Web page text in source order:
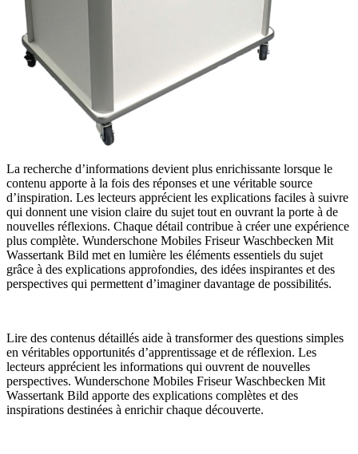
La recherche d’informations devient plus enrichissante lorsque le
contenu apporte à la fois des réponses et une véritable source
d’inspiration. Les lecteurs apprécient les explications faciles à suivre
qui donnent une vision claire du sujet tout en ouvrant la porte à de
nouvelles réflexions. Chaque détail contribue à créer une expérience
plus complète. Wunderschone Mobiles Friseur Waschbecken Mit
Wassertank Bild met en lumière les éléments essentiels du sujet
grâce à des explications approfondies, des idées inspirantes et des
perspectives qui permettent d’imaginer davantage de possibilités.
Lire des contenus détaillés aide à transformer des questions simples
en véritables opportunités d’apprentissage et de réflexion. Les
lecteurs apprécient les informations qui ouvrent de nouvelles
perspectives. Wunderschone Mobiles Friseur Waschbecken Mit
Wassertank Bild apporte des explications complètes et des
inspirations destinées à enrichir chaque découverte.